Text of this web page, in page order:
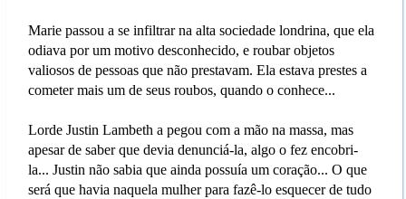
Marie passou a se infiltrar na alta sociedade londrina, que ela
odiava por um motivo desconhecido, e roubar objetos
valiosos de pessoas que não prestavam. Ela estava prestes a
cometer mais um de seus roubos, quando o conhece...
Lorde Justin Lambeth a pegou com a mão na massa, mas
apesar de saber que devia denunciá-la, algo o fez encobri-
la... Justin não sabia que ainda possuía um coração... O que
será que havia naquela mulher para fazê-lo esquecer de tudo